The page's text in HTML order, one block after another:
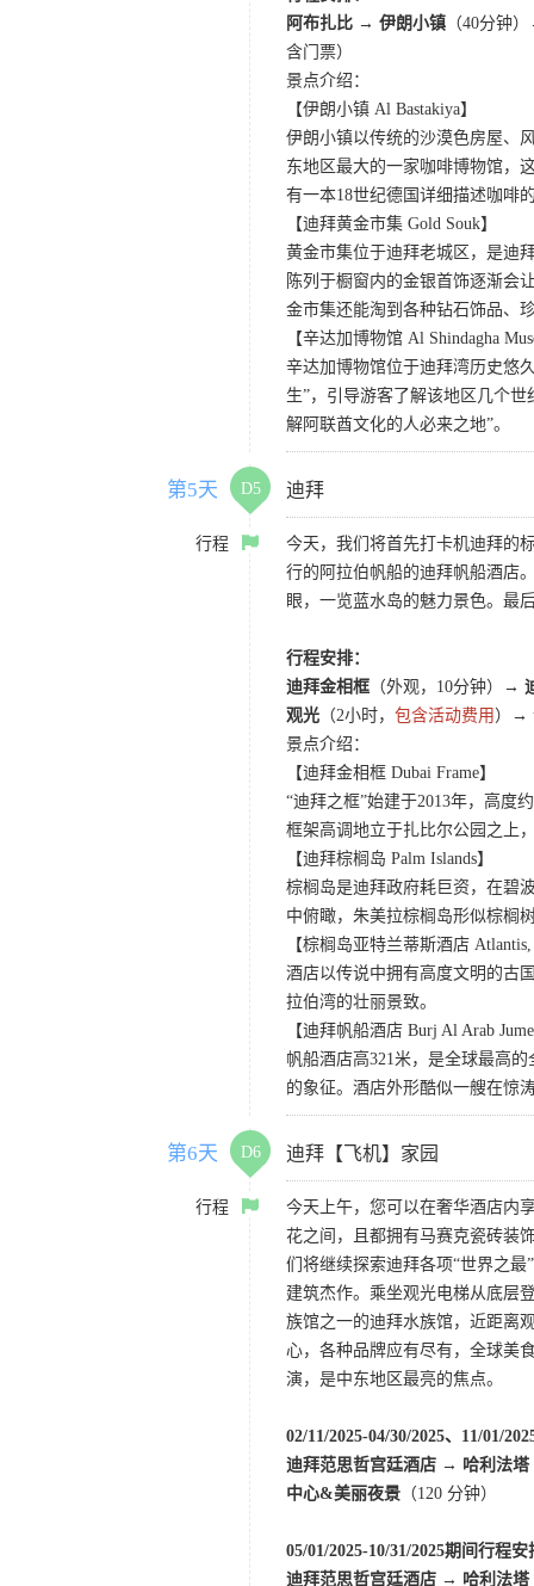
阿布扎比 → 伊朗小镇 （40分钟）
含门票）
景点介绍：
【伊朗小镇 Al Bastakiya】
伊朗小镇以传统的沙漠色房屋、
东地区最大的一家咖啡博物馆，
有一本18世纪德国详细描述咖啡
【迪拜黄金市集 Gold Souk】
黄金市集位于迪拜老城区，是迪
陈列于橱窗内的金银首饰逐渐会
金市集还能淘到各种钻石饰品、
【辛达加博物馆 Al Shindagha
辛达加博物馆位于迪拜湾历史悠
生”，引导游客了解该地区几个
解阿联酋文化的人必来之地”。
第5天 D5 迪拜
行程
今天，我们将首先打卡机迪拜的
行的阿拉伯帆船的迪拜帆船酒店
眼，一览蓝水岛的魅力景色。最
行程安排：
迪拜金相框 （外观，10分钟）
→
观光 （2小时， 包含活动费用 ）
→
景点介绍：
【迪拜金相框 Dubai Frame】
“迪拜之框”始建于2013年，高度
框架高调地立于扎比尔公园之上
【迪拜棕榈岛 Palm Islands】
棕榈岛是迪拜政府耗巨资，在碧
中俯瞰，朱美拉棕榈岛形似棕榈
【棕榈岛亚特兰蒂斯酒店
酒店以传说中拥有高度文明的古
拉伯湾的壮丽景致。
【迪拜帆船酒店 Burj Al Arab
帆船酒店高321米，是全球最高
的象征。酒店外形酷似一艘在惊
第6天 D6 迪拜【飞机】家园
行程
今天上午，您可以在奢华酒店内
花之间，且都拥有马赛克瓷砖装
们将继续探索迪拜各项“世界之
建筑杰作。乘坐观光电梯从底层
族馆之一的迪拜水族馆，近距离
心，各种品牌应有尽有，全球美
演，是中东地区最亮的焦点。
02/11/2025-04/30/2025、11/01/
迪拜范思哲宫廷酒店 → 哈利法塔
中心&美丽夜景 （120 分钟）
05/01/2025-10/31/2025期间行程安
迪拜范思哲宫廷酒店 → 哈利法塔